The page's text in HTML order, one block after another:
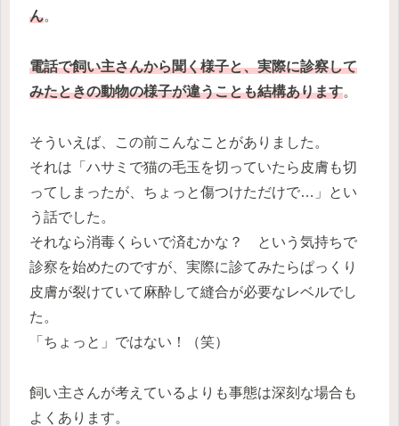
ん。
電話で飼い主さんから聞く様子と、実際に診察して
みたときの動物の様子が違うことも結構あります。
そういえば、この前こんなことがありました。
それは「ハサミで猫の毛玉を切っていたら皮膚も切
ってしまったが、ちょっと傷つけただけで…」とい
う話でした。
それなら消毒くらいで済むかな？ という気持ちで
診察を始めたのですが、実際に診てみたらぱっくり
皮膚が裂けていて麻酔して縫合が必要なレベルでし
た。
「ちょっと」ではない！（笑）
飼い主さんが考えているよりも事態は深刻な場合も
よくあります。